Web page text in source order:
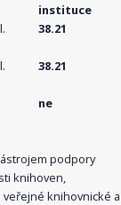
instituce
38.21
38.21
ne
podpory
knihoven,
knihovnické a